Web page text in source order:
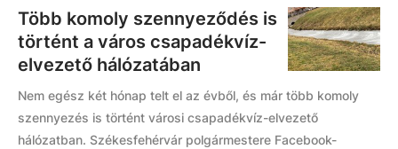
Több komoly szennyeződés is
történt a város csapadékvíz-
elvezető hálózatában
Nem egész két hónap telt el az évből, és már több komoly
szennyezés is történt városi csapadékvíz-elvezető
hálózatban. Székesfehérvár polgármestere Facebook-